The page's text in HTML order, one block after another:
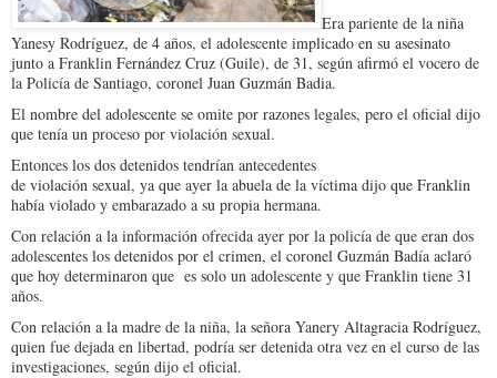
Era pariente de la niña
Yanesy Rodríguez, de 4 años, el adolescente implicado en su asesinato
junto a Franklin Fernández Cruz (Guile), de 31, según afirmó el vocero de
la Policía de Santiago, coronel Juan Guzmán Badia.
El nombre del adolescente se omite por razones legales, pero el oficial dijo
que tenía un proceso por violación sexual.
Entonces los dos detenidos tendrían antecedentes
de violación sexual, ya que ayer la abuela de la víctima dijo que Franklin
había violado y embarazado a su propia hermana.
Con relación a la información ofrecida ayer por la policía de que eran dos
adolescentes los detenidos por el crimen, el coronel Guzmán Badía aclaró
que hoy determinaron que es solo un adolescente y que Franklin tiene 31
años.
Con relación a la madre de la niña, la señora Yanery Altagracia Rodríguez,
quien fue dejada en libertad, podría ser detenida otra vez en el curso de las
investigaciones, según dijo el oficial.